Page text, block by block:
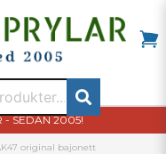
- SEDAN 2005!
original bajonett